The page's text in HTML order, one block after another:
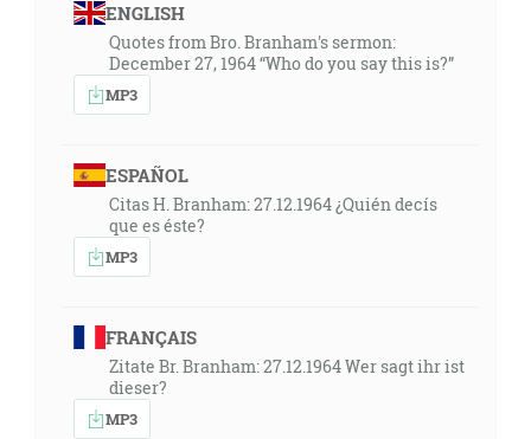
ENGLISH
Quotes from Bro. Branham's sermon:
December 27, 1964 “Who do you say this is?”
MP3
ESPAÑOL
Citas H. Branham: 27.12.1964 ¿Quién decís
que es éste?
MP3
FRANÇAIS
Zitate Br. Branham: 27.12.1964 Wer sagt ihr ist
dieser?
MP3